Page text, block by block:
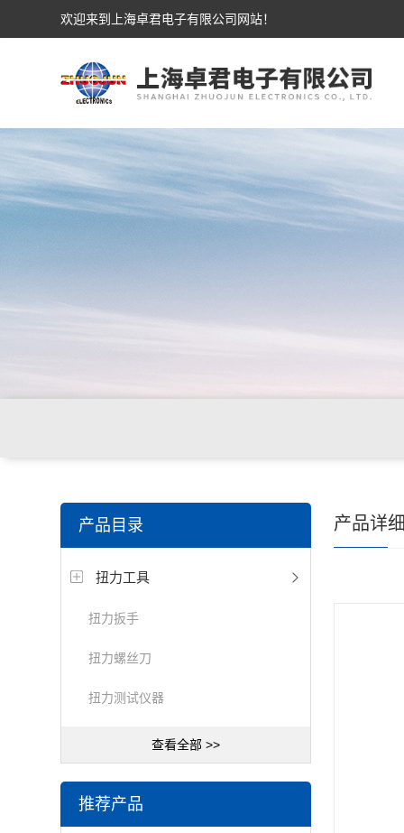
欢迎来到上海卓君电子有限公司网站！
产品目录
扭力工具
扭力扳手
扭力螺丝刀
扭力测试仪器
查看全部 >>
推荐产品
产品详